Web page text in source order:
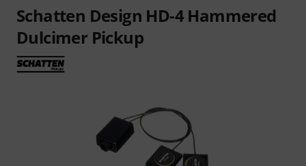
Schatten Design HD-4 Hammered
Dulcimer Pickup